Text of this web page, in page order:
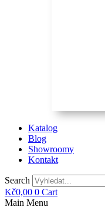
Katalog
Blog
Showroomy
Kontakt
Search
Kč0,00 0 Cart
Main Menu